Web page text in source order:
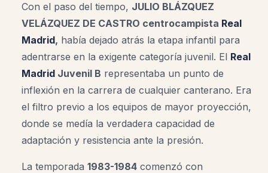
Con el paso del tiempo, JULIO BLÁZQUEZ
VELÁZQUEZ DE CASTRO centrocampista Real
Madrid, había dejado atrás la etapa infantil para
adentrarse en la exigente categoría juvenil. El Real
Madrid Juvenil B representaba un punto de
inflexión en la carrera de cualquier canterano. Era
el filtro previo a los equipos de mayor proyección,
donde se medía la verdadera capacidad de
adaptación y resistencia ante la presión.
La temporada 1983-1984 comenzó con